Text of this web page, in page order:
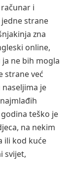
i
strane
zna
online,
ne bih mogla
strane već
je
teško je
na nekim
ili kod kuće
svijet,